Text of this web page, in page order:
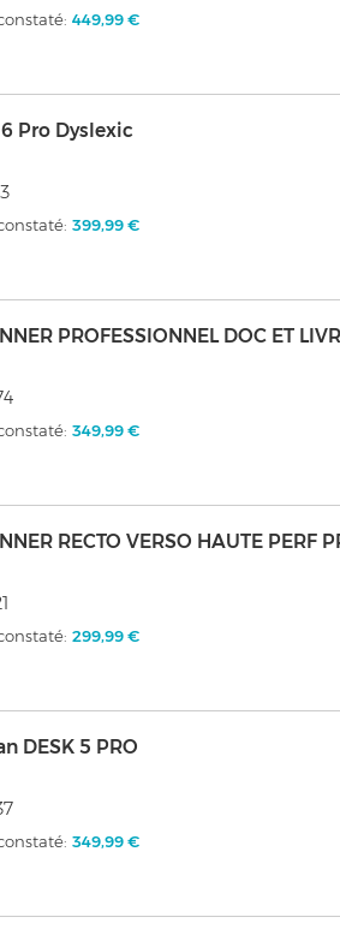
449,99 €
Pro Dyslexic
399,99 €
PROFESSIONNEL DOC ET
349,99 €
RECTO VERSO HAUTE PERF
299,99 €
DESK 5 PRO
349,99 €